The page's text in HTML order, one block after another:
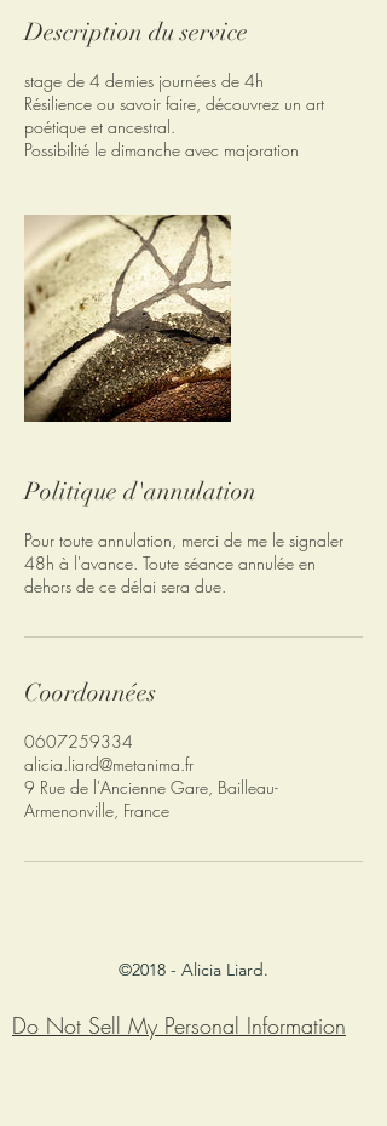
Description du service
stage de 4 demies journées de 4h
Résilience ou savoir faire, découvrez un art
poétique et ancestral.
Possibilité le dimanche avec majoration
Politique d'annulation
Pour toute annulation, merci de me le signaler
48h à l'avance. Toute séance annulée en
dehors de ce délai sera due.
Coordonnées
0607259334
alicia.liard@metanima.fr
9 Rue de l'Ancienne Gare, Bailleau-
Armenonville, France
©2018 - Alicia Liard.
Do Not Sell My Personal Information